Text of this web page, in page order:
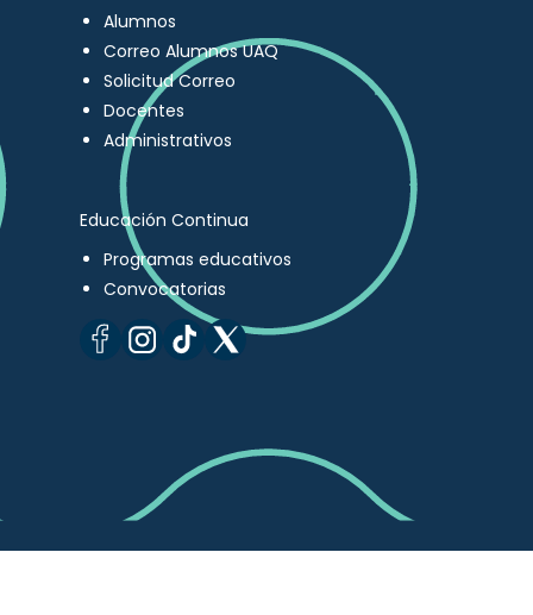
Alumnos
Correo Alumnos UAQ
Solicitud Correo
Docentes
Administrativos
Educación Continua
Programas educativos
Convocatorias